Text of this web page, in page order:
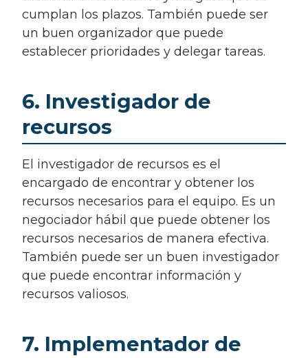
cumplan los plazos. También puede ser
un buen organizador que puede
establecer prioridades y delegar tareas.
6. Investigador de
recursos
El investigador de recursos es el
encargado de encontrar y obtener los
recursos necesarios para el equipo. Es un
negociador hábil que puede obtener los
recursos necesarios de manera efectiva.
También puede ser un buen investigador
que puede encontrar información y
recursos valiosos.
7. Implementador de